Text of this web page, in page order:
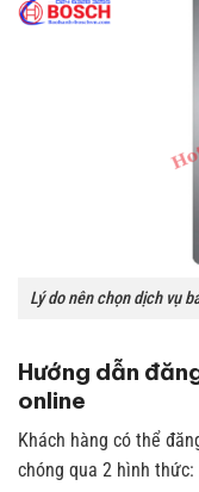
Lý do nên chọn dịch vụ
Hướng dẫn
online
Khách hàng có thể
chóng qua 2 hình thức: